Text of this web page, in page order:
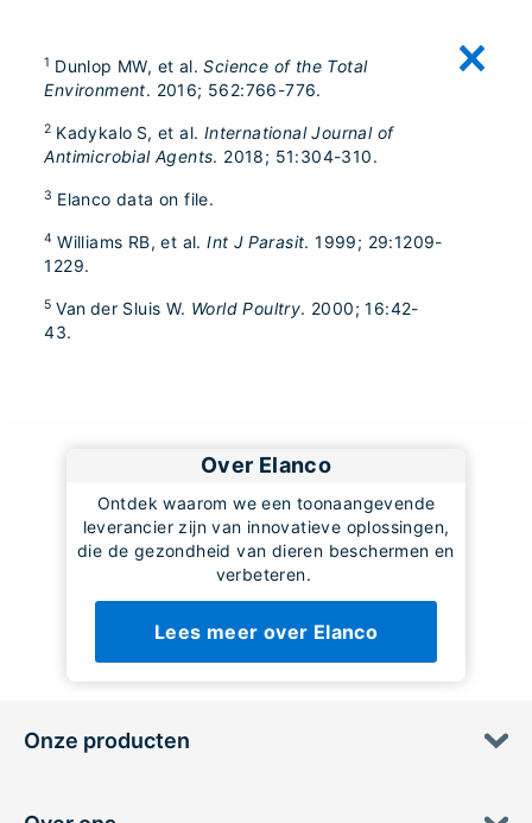
1 Dunlop MW, et al.Science of the Total
Environment. 2016; 562:766-776.
2 Kadykalo S, et al. International Journal of
Antimicrobial Agents. 2018; 51:304-310.
3 Elanco data on file.
4 Williams RB, et al.Int J Parasit. 1999; 29:1209-
1229.
5 Van der Sluis W. World Poultry. 2000; 16:42-
43.
Over Elanco
Ontdek waarom we een toonaangevende
leverancier zijn van innovatieve oplossingen,
die de gezondheid van dieren beschermen en
verbeteren.
Lees meer over Elanco
Onze producten